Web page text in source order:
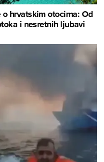
hrvatskim otocima: Od
i nesretnih ljubavi